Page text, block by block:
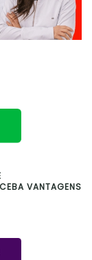
VANTAGENS